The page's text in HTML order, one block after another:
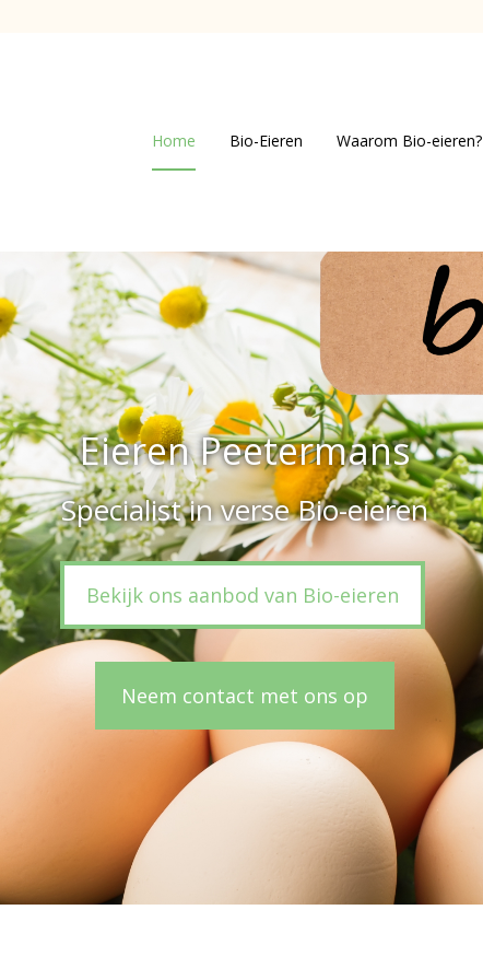
Home Bio-Eieren Waarom Bio-eieren?
Eieren Peetermans
Specialist in verse Bio-eieren